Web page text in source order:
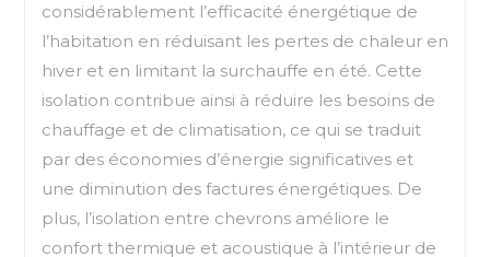
considérablement l’efficacité énergétique de
l’habitation en réduisant les pertes de chaleur en
hiver et en limitant la surchauffe en été. Cette
isolation contribue ainsi à réduire les besoins de
chauffage et de climatisation, ce qui se traduit
par des économies d’énergie significatives et
une diminution des factures énergétiques. De
plus, l’isolation entre chevrons améliore le
confort thermique et acoustique à l’intérieur de